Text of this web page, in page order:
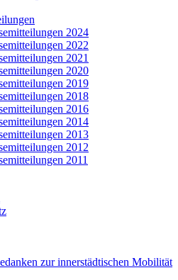
2024
2022
2021
2020
2019
2018
2016
2014
2013
2012
2011
zur innerstädtischen Mobilität